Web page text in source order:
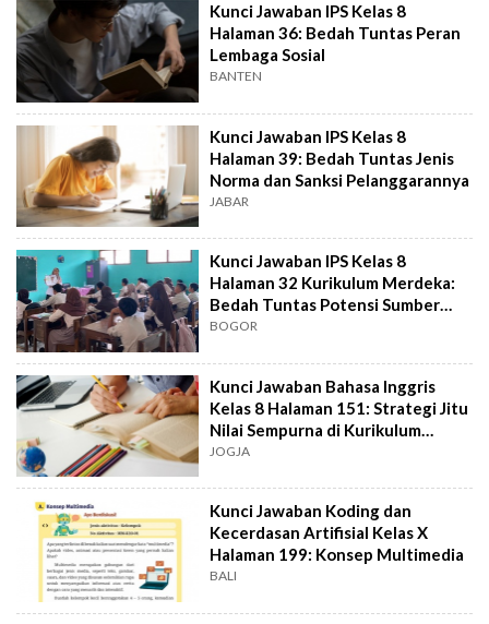
Kunci Jawaban IPS Kelas 8
Halaman 36: Bedah Tuntas Peran
Lembaga Sosial
BANTEN
Kunci Jawaban IPS Kelas 8
Halaman 39: Bedah Tuntas Jenis
Norma dan Sanksi Pelanggarannya
JABAR
Kunci Jawaban IPS Kelas 8
Halaman 32 Kurikulum Merdeka:
Bedah Tuntas Potensi Sumber
Daya Manusia
BOGOR
Kunci Jawaban Bahasa Inggris
Kelas 8 Halaman 151: Strategi Jitu
Nilai Sempurna di Kurikulum
Merdeka!
JOGJA
Kunci Jawaban Koding dan
Kecerdasan Artifisial Kelas X
Halaman 199: Konsep Multimedia
BALI